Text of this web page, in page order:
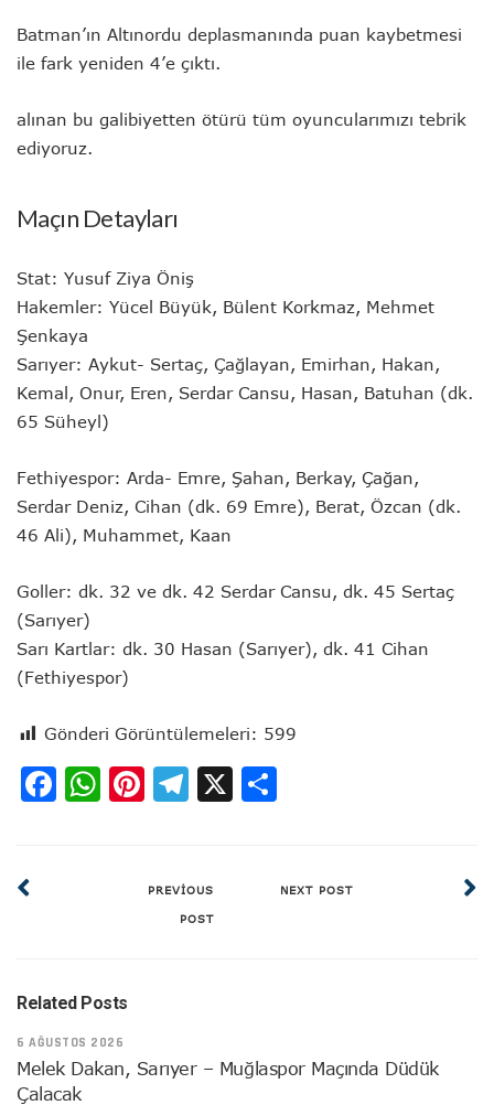
Batman’ın Altınordu deplasmanında puan kaybetmesi
ile fark yeniden 4’e çıktı.
alınan bu galibiyetten ötürü tüm oyuncularımızı tebrik
ediyoruz.
Maçın Detayları
Stat: Yusuf Ziya Öniş
Hakemler: Yücel Büyük, Bülent Korkmaz, Mehmet
Şenkaya
Sarıyer: Aykut- Sertaç, Çağlayan, Emirhan, Hakan,
Kemal, Onur, Eren, Serdar Cansu, Hasan, Batuhan (dk.
65 Süheyl)
Fethiyespor: Arda- Emre, Şahan, Berkay, Çağan,
Serdar Deniz, Cihan (dk. 69 Emre), Berat, Özcan (dk.
46 Ali), Muhammet, Kaan
Goller: dk. 32 ve dk. 42 Serdar Cansu, dk. 45 Sertaç
(Sarıyer)
Sarı Kartlar: dk. 30 Hasan (Sarıyer), dk. 41 Cihan
(Fethiyespor)
Gönderi Görüntülemeleri: 599
Facebook
WhatsApp
Pinterest
Telegram
X
PREVIOUS
POST
NEXT POST
Related Posts
6 AĞUSTOS 2026
Melek Dakan, Sarıyer – Muğlaspor Maçında Düdük
Çalacak